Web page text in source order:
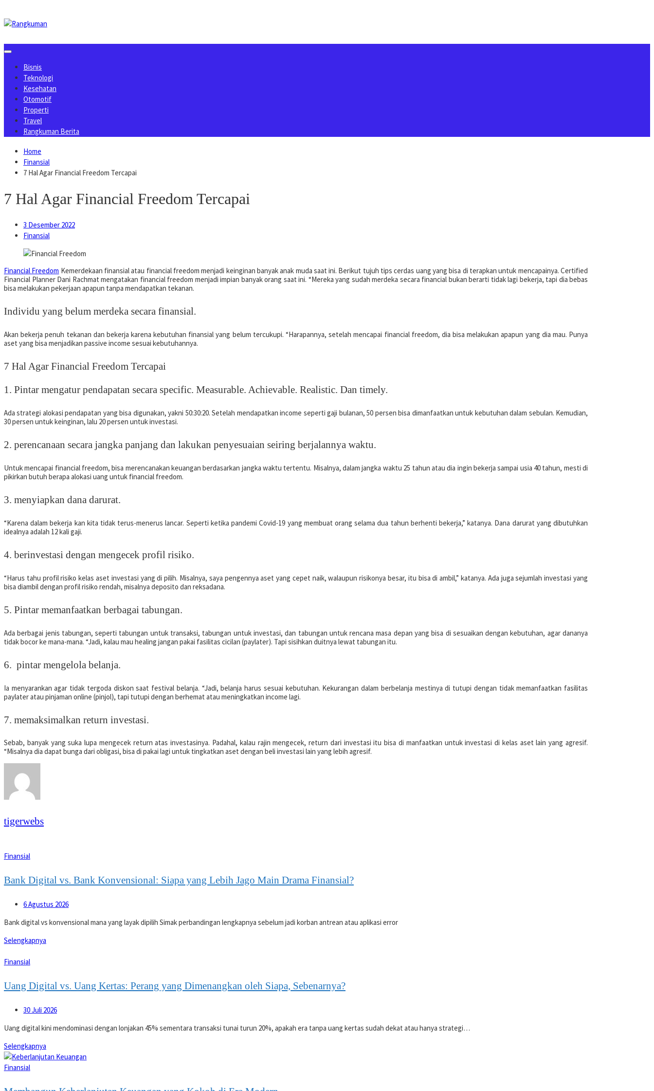
to
content
Bisnis
Teknologi
Kesehatan
Otomotif
Properti
Travel
Rangkuman Berita
Home
Finansial
7 Hal Agar Financial Freedom Tercapai
7 Hal Agar Financial Freedom Tercapai
3 Desember 2022
Finansial
Financial Freedom Kemerdekaan finansial atau financial freedom menjadi keinginan banyak anak muda saat ini. Berikut tujuh tips cerdas uang yang bisa di terapkan untuk mencapainya. Certified
Financial Planner Dani Rachmat mengatakan financial freedom menjadi impian banyak orang saat ini. “Mereka yang sudah merdeka secara financial bukan berarti tidak lagi bekerja, tapi dia bebas
bisa melakukan pekerjaan apapun tanpa mendapatkan tekanan.
Individu yang belum merdeka secara finansial.
Akan bekerja penuh tekanan dan bekerja karena kebutuhan finansial yang belum tercukupi. “Harapannya, setelah mencapai financial freedom, dia bisa melakukan apapun yang dia mau. Punya
aset yang bisa menjadikan passive income sesuai kebutuhannya.
7 Hal Agar Financial Freedom Tercapai
1. Pintar mengatur pendapatan secara specific. Measurable. Achievable. Realistic. Dan timely.
Ada strategi alokasi pendapatan yang bisa digunakan, yakni 50:30:20. Setelah mendapatkan income seperti gaji bulanan, 50 persen bisa dimanfaatkan untuk kebutuhan dalam sebulan. Kemudian,
30 persen untuk keinginan, lalu 20 persen untuk investasi.
2. perencanaan secara jangka panjang dan lakukan penyesuaian seiring berjalannya waktu.
Untuk mencapai financial freedom, bisa merencanakan keuangan berdasarkan jangka waktu tertentu. Misalnya, dalam jangka waktu 25 tahun atau dia ingin bekerja sampai usia 40 tahun, mesti di
pikirkan butuh berapa alokasi uang untuk financial freedom.
3. menyiapkan dana darurat.
“Karena dalam bekerja kan kita tidak terus-menerus lancar. Seperti ketika pandemi Covid-19 yang membuat orang selama dua tahun berhenti bekerja,” katanya. Dana darurat yang dibutuhkan
idealnya adalah 12 kali gaji.
4. berinvestasi dengan mengecek profil risiko.
“Harus tahu profil risiko kelas aset investasi yang di pilih. Misalnya, saya pengennya aset yang cepet naik, walaupun risikonya besar, itu bisa di ambil,” katanya. Ada juga sejumlah investasi yang
bisa diambil dengan profil risiko rendah, misalnya deposito dan reksadana.
5. Pintar memanfaatkan berbagai tabungan.
Ada berbagai jenis tabungan, seperti tabungan untuk transaksi, tabungan untuk investasi, dan tabungan untuk rencana masa depan yang bisa di sesuaikan dengan kebutuhan, agar dananya
tidak bocor ke mana-mana. “Jadi, kalau mau healing jangan pakai fasilitas cicilan (paylater). Tapi sisihkan duitnya lewat tabungan itu.
6. pintar mengelola belanja.
Ia menyarankan agar tidak tergoda diskon saat festival belanja. “Jadi, belanja harus sesuai kebutuhan. Kekurangan dalam berbelanja mestinya di tutupi dengan tidak memanfaatkan fasilitas
paylater atau pinjaman online (pinjol), tapi tutupi dengan berhemat atau meningkatkan income lagi.
7. memaksimalkan return investasi.
Sebab, banyak yang suka lupa mengecek return atas investasinya. Padahal, kalau rajin mengecek, return dari investasi itu bisa di manfaatkan untuk investasi di kelas aset lain yang agresif.
“Misalnya dia dapat bunga dari obligasi, bisa di pakai lagi untuk tingkatkan aset dengan beli investasi lain yang lebih agresif.
tigerwebs
Finansial
Bank Digital vs. Bank Konvensional: Siapa yang Lebih Jago Main Drama Finansial?
6 Agustus 2026
Bank digital vs konvensional mana yang layak dipilih Simak perbandingan lengkapnya sebelum jadi korban antrean atau aplikasi error
Selengkapnya
Finansial
Uang Digital vs. Uang Kertas: Perang yang Dimenangkan oleh Siapa, Sebenarnya?
30 Juli 2026
Uang digital kini mendominasi dengan lonjakan 45% sementara transaksi tunai turun 20%, apakah era tanpa uang kertas sudah dekat atau hanya strategi…
Selengkapnya
Finansial